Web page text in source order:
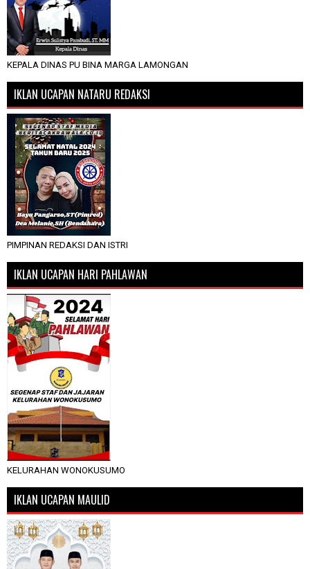
KEPALA DINAS PU BINA MARGA LAMONGAN
IKLAN UCAPAN NATARU REDAKSI
PIMPINAN REDAKSI DAN ISTRI
IKLAN UCAPAN HARI PAHLAWAN
KELURAHAN WONOKUSUMO
IKLAN UCAPAN MAULID